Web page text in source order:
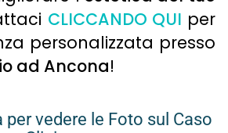
CLICCANDO QUI per
personalizzata presso
ad Ancona!
per vedere le Foto sul Caso